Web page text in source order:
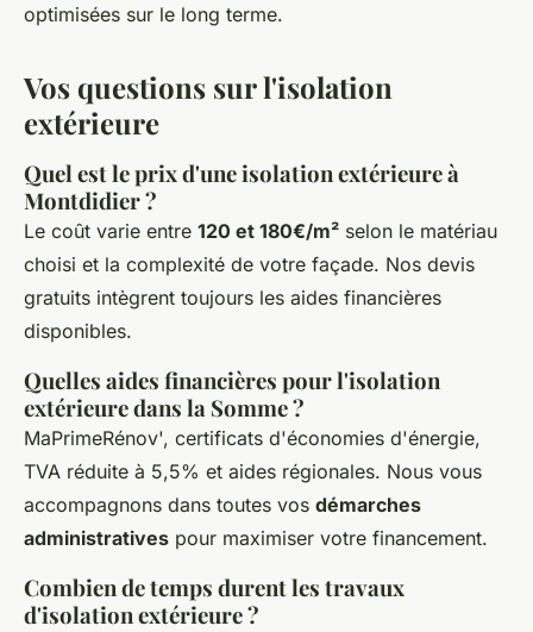
optimisées sur le long terme.
Vos questions sur l'isolation
extérieure
Quel est le prix d'une isolation extérieure à
Montdidier ?
Le coût varie entre 120 et 180€/m² selon le matériau
choisi et la complexité de votre façade. Nos devis
gratuits intègrent toujours les aides financières
disponibles.
Quelles aides financières pour l'isolation
extérieure dans la Somme ?
MaPrimeRénov', certificats d'économies d'énergie,
TVA réduite à 5,5% et aides régionales. Nous vous
accompagnons dans toutes vos démarches
administratives pour maximiser votre financement.
Combien de temps durent les travaux
d'isolation extérieure ?